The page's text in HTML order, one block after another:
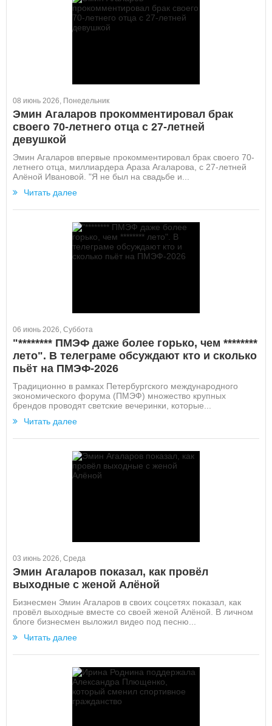
08 июнь 2026, Понедельник
Эмин Агаларов прокомментировал брак
своего 70-летнего отца с 27-летней
девушкой
Эмин Агаларов впервые прокомментировал брак своего 70-
летнего отца, миллиардера Араза Агаларова, с 27-летней
Алёной Ивановой. "Я не был на свадьбе и...
Читать далее
06 июнь 2026, Суббота
"******** ПМЭФ даже более горько, чем ********
лето". В телеграме обсуждают кто и сколько
пьёт на ПМЭФ-2026
Традиционно в рамках Петербургского международного
экономического форума (ПМЭФ) множество крупных
брендов проводят светские вечеринки, которые...
Читать далее
03 июнь 2026, Среда
Эмин Агаларов показал, как провёл
выходные с женой Алёной
Бизнесмен Эмин Агаларов в своих соцсетях показал, как
провёл выходные вместе со своей женой Алёной. В личном
блоге бизнесмен выложил видео под песню...
Читать далее